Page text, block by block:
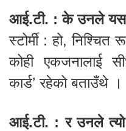
आई.टी. : के उनले
स्टोर्मी : हो,
कोही एकजनालाई
कार्ड’ रहेको बताउँथे ।
आई.टी. : र उनले